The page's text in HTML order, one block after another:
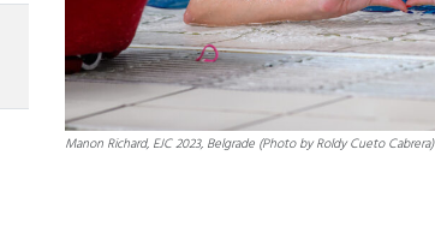
Manon Richard, EJC 2023, Belgrade (Photo by Roldy Cueto Cabrera)